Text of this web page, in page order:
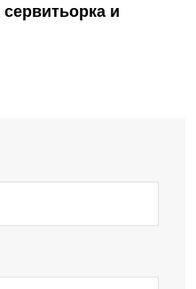
и